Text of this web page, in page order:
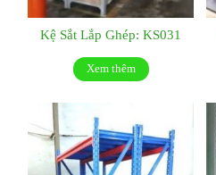
Kệ Sắt Lắp Ghép: KS031
Xem thêm